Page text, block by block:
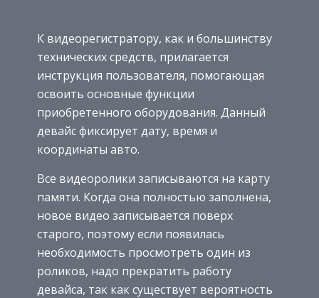
К видеорегистратору, как и большинству
технических средств, прилагается
инструкция пользователя, помогающая
освоить основные функции
приобретенного оборудования. Данный
девайс фиксирует дату, время и
координаты авто.
Все видеоролики записываются на карту
памяти. Когда она полностью заполнена,
новое видео записывается поверх
старого, поэтому если появилась
необходимость просмотреть один из
роликов, надо прекратить работу
девайса, так как существует вероятность